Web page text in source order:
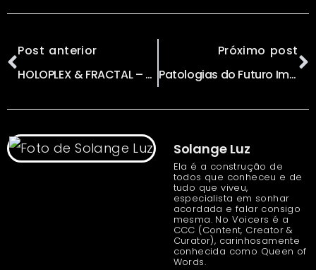
Post anterior
HOLOPLEX & FRACTAL – UMA FICÇÃO QUÂNTICA por FABIO NOVO
Próximo post
Patologias do Futuro Imediato
Solange Luz
Ela é a construção de
todos que conheceu e de
tudo que viveu,
especialista em sonhar
acordada e falar consigo
mesma. No Voicers é a
CCC (Content, Creator &
Curator), carinhosamente
conhecida como Queen of
Words.